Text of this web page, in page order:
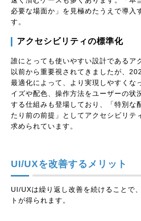
必要な場面か」を見極めたうえで導入
す。
アクセシビリティの標準化
誰にとっても使いやすい設計であるア
以前から重要視されてきましたが、
最適化によって、より実現しやすくな
イズや配色、操作方法をユーザーの状
する仕組みも登場しており、「特別な
たり前の前提」としてアクセシビリテ
求められています。
UI/UXを改善するメリット
UI/UXは繰り返し改善を続けることで
トが得られます。